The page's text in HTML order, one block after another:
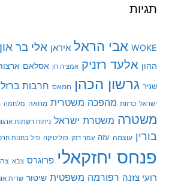
תגיות
WOKE אבי הראל איראן אלי בר און
ההון אלעד רזניק אמציה חן אסלאם
שניר גרשון הכהן חמאס חרבות ברזל
ישראל כרזות מהפכה משטרית מחאה מלחמה
משטרה משטרת ישראל ניתוח רשתות
בורין עוצמה עזה עמר דנק פוליטיקה פיל בחנות
פנחס יחזקאלי פרוגרס צבא
רועי צזנה רפורמה משפטית שיטור שרית